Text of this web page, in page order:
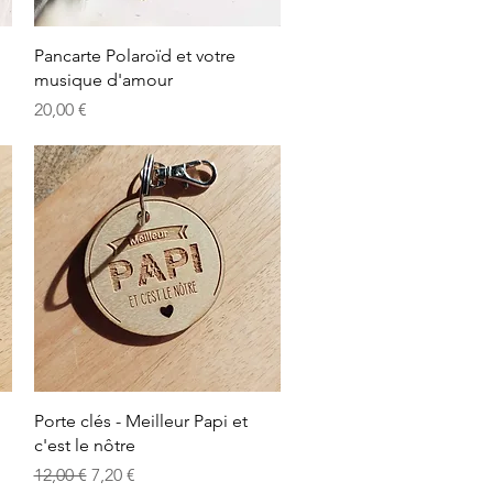
Aperçu rapide
Pancarte Polaroïd et votre
musique d'amour
Prix
20,00 €
Aperçu rapide
Porte clés - Meilleur Papi et
c'est le nôtre
Prix original
12,00 € Prix promotionnel
7,20 €